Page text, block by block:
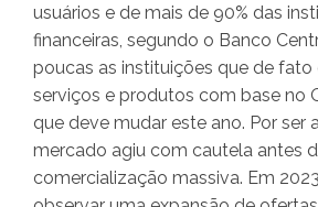
usuários e de mais de 90% das
financeiras, segundo o Banco
poucas as instituições que de fato
serviços e produtos com base no
que deve mudar este ano. Por ser
mercado agiu com cautela antes
comercialização massiva. Em